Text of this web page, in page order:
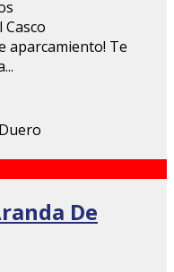
Casco
aparcamiento! Te
De